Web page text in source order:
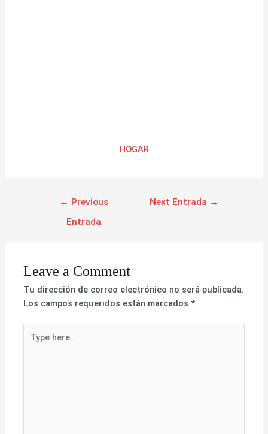
HOGAR
← Previous
Entrada
Next Entrada →
Leave a Comment
Tu dirección de correo electrónico no será publicada.
Los campos requeridos están marcados*
here..